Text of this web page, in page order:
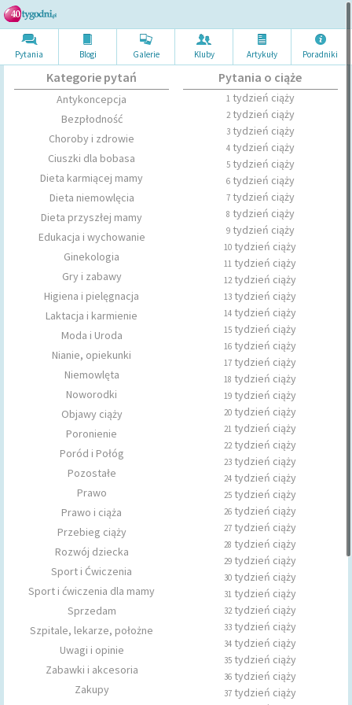
Pytania Blogi Galerie Kluby Artykuły Poradniki
Kategorie pytań
Antykoncepcja
Bezpłodność
Choroby i zdrowie
Ciuszki dla bobasa
Dieta karmiącej mamy
Dieta niemowlęcia
Dieta przyszłej mamy
Edukacja i wychowanie
Ginekologia
Gry i zabawy
Higiena i pielęgnacja
Laktacja i karmienie
Moda i Uroda
Nianie, opiekunki
Niemowlęta
Noworodki
Objawy ciąży
Poronienie
Poród i Połóg
Pozostałe
Prawo
Prawo i ciąża
Przebieg ciąży
Rozwój dziecka
Sport i Ćwiczenia
Sport i ćwiczenia dla mamy
Sprzedam
Szpitale, lekarze, położne
Uwagi i opinie
Zabawki i akcesoria
Zakupy
Pytania o ciąże
1tydzień ciąży
2tydzień ciąży
3tydzień ciąży
4tydzień ciąży
5tydzień ciąży
6tydzień ciąży
7tydzień ciąży
8 tydzień ciąży
9tydzień ciąży
10 tydzień ciąży
11 tydzień ciąży
12tydzień ciąży
13 tydzień ciąży
14 tydzień ciąży
15 tydzień ciąży
16 tydzień ciąży
17 tydzień ciąży
18 tydzień ciąży
19 tydzień ciąży
20 tydzień ciąży
21 tydzień ciąży
22tydzień ciąży
23 tydzień ciąży
24 tydzień ciąży
25 tydzień ciąży
26 tydzień ciąży
27 tydzień ciąży
28 tydzień ciąży
29 tydzień ciąży
30 tydzień ciąży
31 tydzień ciąży
32tydzień ciąży
33 tydzień ciąży
34 tydzień ciąży
35 tydzień ciąży
36 tydzień ciąży
37 tydzień ciąży